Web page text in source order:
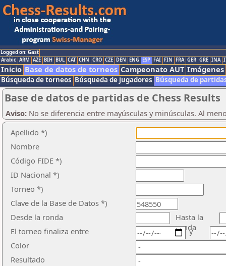
Logged on: Gast
Arabic ARM AZE BIH BUL CAT CHN CRO CZE DEN ENG ESP FAI FIN FRA GER GRE INA
Inicio Base de datos de torneos Campeonato AUT Imágenes
Búsqueda de torneos Búsqueda de jugadores Búsqueda de
Base de datos de partidas de Chess Results
Aviso: No se diferencia entre mayúsculas y minúsculas. Al
Apellido *)
Nombre
Código FIDE *)
ID Nacional *)
Torneo *)
Clave de la Base de Datos *)
Desde la ronda
Hasta la
ronda
El torneo finaliza entre
Color
Resultado
y